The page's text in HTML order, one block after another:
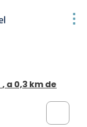
, a 0,3 km de